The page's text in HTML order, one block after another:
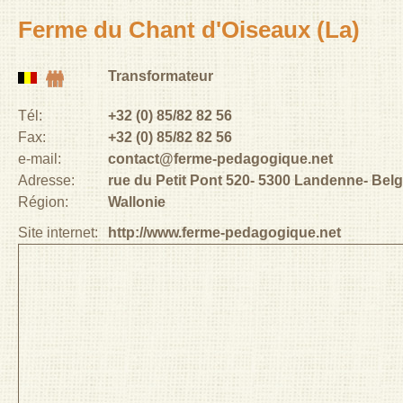
Ferme du Chant d'Oiseaux (La)
Transformateur
Tél:
+32 (0) 85/82 82 56
Fax:
+32 (0) 85/82 82 56
e-mail:
contact@ferme-pedagogique.net
Adresse:
rue du Petit Pont 520 5300 Landenne
Région:
Wallonie
Site internet:
http://www.ferme-pedagogique.net